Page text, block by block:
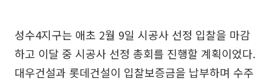
성수4지구는 애초 2월 9일 시공사 선정 입찰을 마감
하고 이달 중 시공사 선정 총회를 진행할 계획이었다.
대우건설과 롯데건설이 입찰보증금을 납부하며 수주